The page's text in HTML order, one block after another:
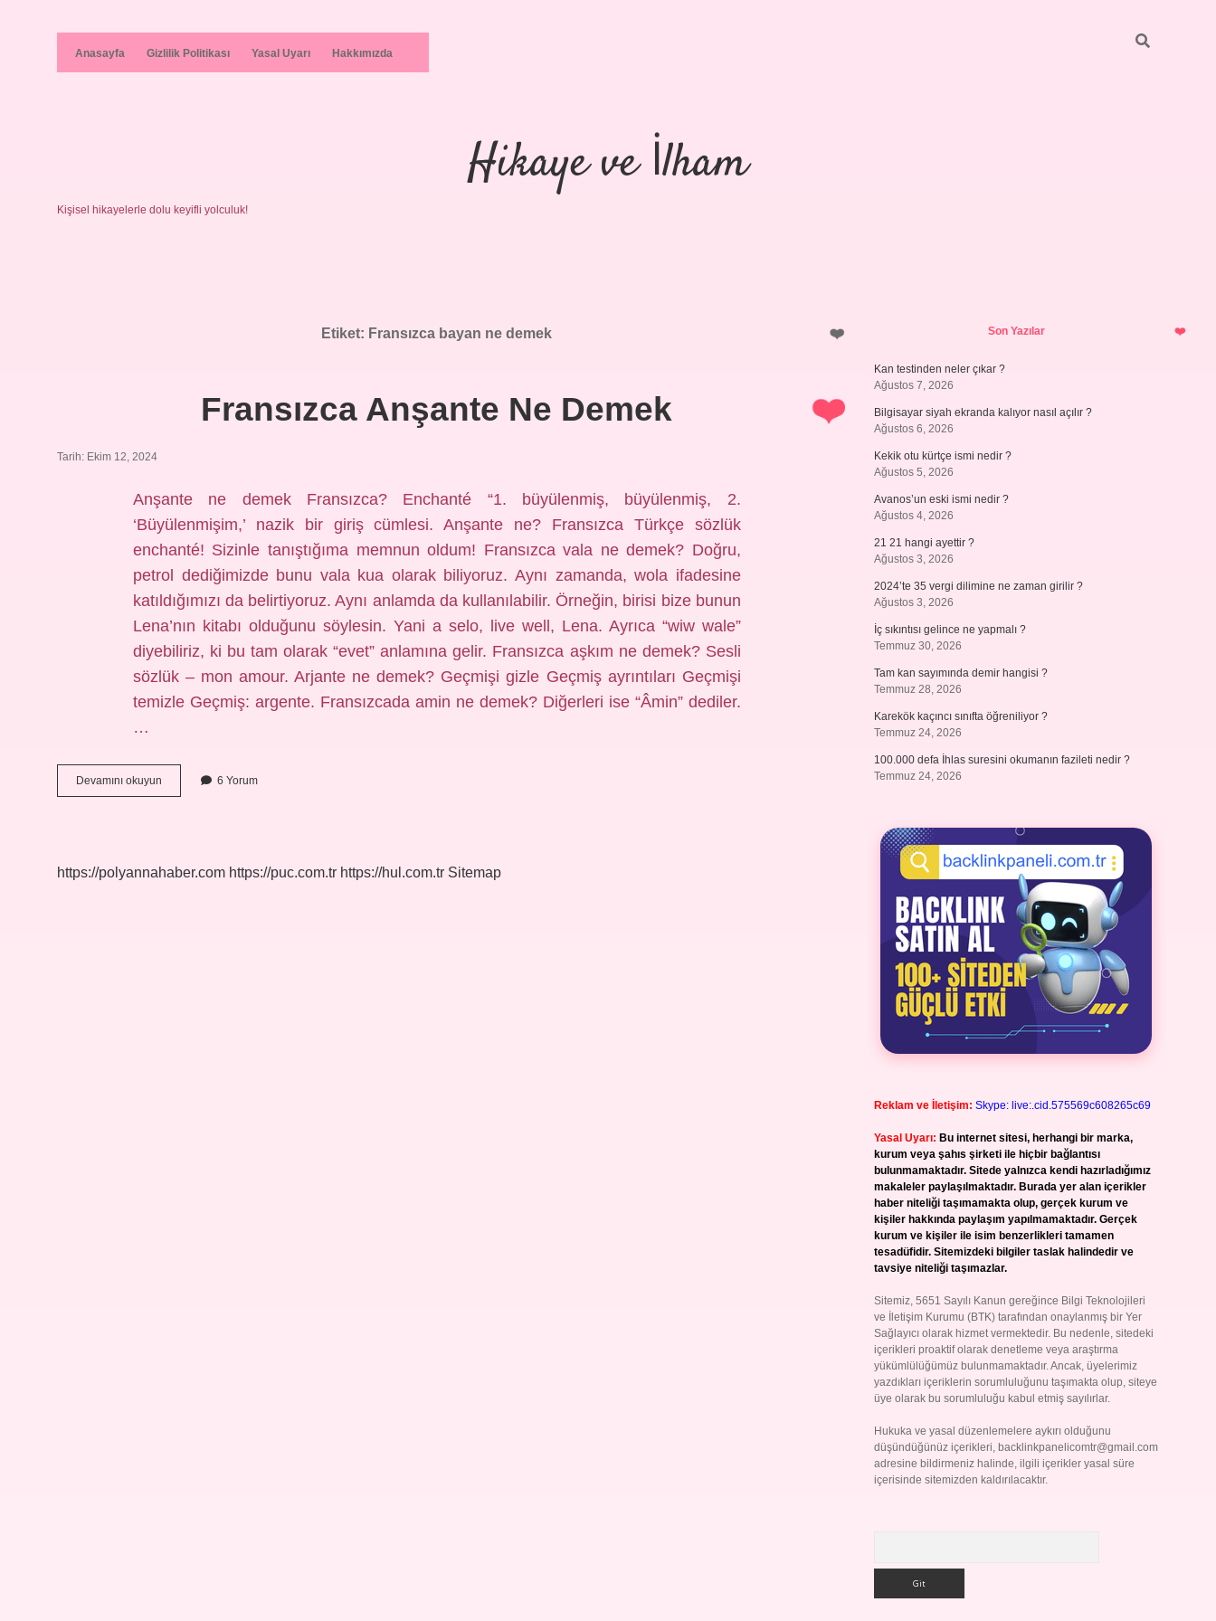
Anasayfa Gizlilik Politikası Yasal Uyarı Hakkımızda
Hikaye ve İlham
Kişisel hikayelerle dolu keyifli yolculuk!
Etiket: Fransızca bayan ne demek
Fransızca Anşante Ne Demek
Tarih: Ekim 12, 2024
Anşante ne demek Fransızca? Enchanté “1. büyülenmiş, büyülenmiş, 2.
‘Büyülenmişim,’ nazik bir giriş cümlesi. Anşante ne? Fransızca Türkçe sözlük
enchanté! Sizinle tanıştığıma memnun oldum! Fransızca vala ne demek? Doğru,
petrol dediğimizde bunu vala kua olarak biliyoruz. Aynı zamanda, wola ifadesine
katıldığımızı da belirtiyoruz. Aynı anlamda da kullanılabilir. Örneğin, birisi bize bunun
Lena’nın kitabı olduğunu söylesin. Yani a selo, live well, Lena. Ayrıca “wiw wale”
diyebiliriz, ki bu tam olarak “evet” anlamına gelir. Fransızca aşkım ne demek? Sesli
sözlük – mon amour. Arjante ne demek? Geçmişi gizle Geçmiş ayrıntıları Geçmişi
temizle Geçmiş: argente. Fransızcada amin ne demek? Diğerleri ise “Âmin” dediler.
…
Devamını okuyun Fransızca
Anşante
6 Yorum
https://polyannahaber.com https://puc.com.tr https://hul.com.tr Sitemap
SidebarSon Yazılar
Kan testinden neler çıkar ?
Ağustos 7, 2026
Bilgisayar siyah ekranda kalıyor nasıl açılır ?
Ağustos 6, 2026
Kekik otu kürtçe ismi nedir ?
Ağustos 5, 2026
Avanos’un eski ismi nedir ?
Ağustos 4, 2026
21 21 hangi ayettir ?
Ağustos 3, 2026
2024’te 35 vergi dilimine ne zaman girilir ?
Ağustos 3, 2026
İç sıkıntısı gelince ne yapmalı ?
Temmuz 30, 2026
Tam kan sayımında demir hangisi ?
Temmuz 28, 2026
Karekök kaçıncı sınıfta öğreniliyor ?
Temmuz 24, 2026
100.000 defa İhlas suresini okumanın fazileti nedir ?
Temmuz 24, 2026
Reklam ve İletişim: Skype: live:.cid.575569c608265c69
Yasal Uyarı: Bu internet sitesi, herhangi bir marka,
kurum veya şahıs şirketi ile hiçbir bağlantısı
bulunmamaktadır. Sitede yalnızca kendi hazırladığımız
makaleler paylaşılmaktadır. Burada yer alan içerikler
haber niteliği taşımamakta olup, gerçek kurum ve
kişiler hakkında paylaşım yapılmamaktadır. Gerçek
kurum ve kişiler ile isim benzerlikleri tamamen
tesadüfidir. Sitemizdeki bilgiler taslak halindedir ve
tavsiye niteliği taşımazlar.
Sitemiz, 5651 Sayılı Kanun gereğince Bilgi Teknolojileri
ve İletişim Kurumu (BTK) tarafından onaylanmış bir Yer
Sağlayıcı olarak hizmet vermektedir. Bu nedenle, sitedeki
içerikleri proaktif olarak denetleme veya araştırma
yükümlülüğümüz bulunmamaktadır. Ancak, üyelerimiz
yazdıkları içeriklerin sorumluluğunu taşımakta olup, siteye
üye olarak bu sorumluluğu kabul etmiş sayılırlar.
Hukuka ve yasal düzenlemelere aykırı olduğunu
düşündüğünüz içerikleri, backlinkpanelicomtr@gmail.com
adresine bildirmeniz halinde, ilgili içerikler yasal süre
içerisinde sitemizden kaldırılacaktır.